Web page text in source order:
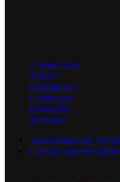
О компании
Услуги
Портфолио
Семинары
Контакты
полезное
Эксклюзивные
Стенды простое
отражает корпоративную